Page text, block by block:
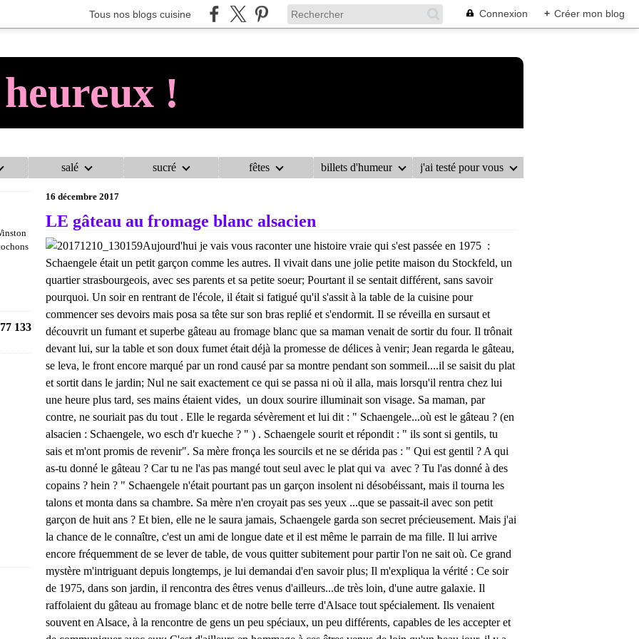
Tous nos blogs cuisine Connexion + Créer mon blog
!
salé sucré fêtes billets d'humeur
j'ai testé pour vous
133
AU COCHON HEUREUX ! PÂTISSERIES ET DOUCEURS > LE GÂTEAU AU FROMAGE BLANC ALSACIEN
16 décembre 2017
LE gâteau au fromage blanc alsacien
Aujourd'hui je vais vous raconter une histoire vraie qui s'est passée en 1975 :
Schaengele était un petit garçon comme les autres. Il vivait dans une jolie petite maison du Stockfeld, un
quartier strasbourgeois, avec ses parents et sa petite soeur; Pourtant il se sentait différent, sans savoir
pourquoi. Un soir en rentrant de l'école, il était si fatigué qu'il s'assit à la table de la cuisine pour
commencer ses devoirs mais posa sa tête sur son bras replié et s'endormit. Il se réveilla en sursaut et
découvrit un fumant et superbe gâteau au fromage blanc que sa maman venait de sortir du four. Il trônait
devant lui, sur la table et son doux fumet était déjà la promesse de délices à venir; Jean regarda le gâteau,
se leva, le front encore marqué par un rond causé par sa montre pendant son sommeil....il se saisit du plat
et sortit dans le jardin; Nul ne sait exactement ce qui se passa ni où il alla, mais lorsqu'il rentra chez lui
une heure plus tard, ses mains étaient vides, un doux sourire illuminait son visage. Sa maman, par
contre, ne souriait pas du tout . Elle le regarda sévèrement et lui dit : " Schaengele...où est le gâteau ? (en
alsacien : Schaengele, wo esch d'r kueche ? " ) . Schaengele sourit et répondit : " ils sont si gentils, tu
sais et m'ont promis de revenir". Sa mère fronça les sourcils et ne se dérida pas : " Qui est gentil ? A qui
as-tu donné le gâteau ? Car tu ne l'as pas mangé tout seul avec le plat qui va avec ? Tu l'as donné à des
copains ? hein ? " Schaengele n'était pourtant pas un garçon insolent ni désobéissant, mais il tourna les
talons et monta dans sa chambre. Sa mère n'en croyait pas ses yeux ...que se passait-il avec son petit
garçon de huit ans ? Et bien, elle ne le saura jamais, Schaengele garda son secret précieusement. Mais j'ai
la chance de le connaître, c'est un ami de longue date et il est même le parrain de ma fille. Il lui arrive
encore fréquemment de se lever de table, de vous quitter subitement pour partir l'on ne sait où. Ce grand
mystère m'intriguant depuis longtemps, je lui demandai d'en savoir plus; Il m'expliqua la vérité : Ce soir
de 1975, dans son jardin, il rencontra des êtres venus d'ailleurs...de très loin, d'une autre galaxie. Il
raffolaient du gâteau au fromage blanc et de notre belle terre d'Alsace tout spécialement. Ils venaient
souvent en Alsace, à la rencontre de gens un peu spéciaux, un peu différents, capables de les accepter et